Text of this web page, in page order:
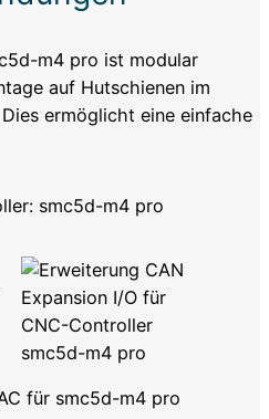
m4 pro ist modular
auf Hutschienen im
ermöglicht eine einfache
für smc5d-m4 pro